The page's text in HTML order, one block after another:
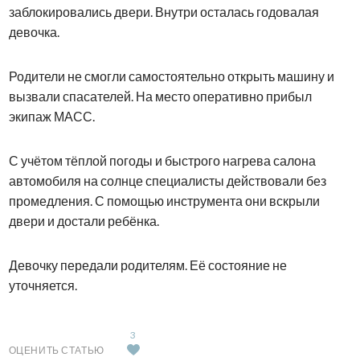
заблокировались двери. Внутри осталась годовалая
девочка.
Родители не смогли самостоятельно открыть машину и
вызвали спасателей. На место оперативно прибыл
экипаж МАСС.
С учётом тёплой погоды и быстрого нагрева салона
автомобиля на солнце специалисты действовали без
промедления. С помощью инструмента они вскрыли
двери и достали ребёнка.
Девочку передали родителям. Её состояние не
уточняется.
ОЦЕНИТЬ СТАТЬЮ
3